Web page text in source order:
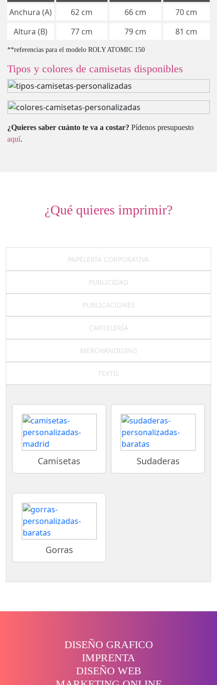
Anchura (A)
62 cm 66 cm
70 cm
Altura (B)
77 cm 79 cm 81 cm
**referencias para el modelo ROLY ATOMIC 150
Tipos y colores de camisetas disponibles
¿Quieres saber cuánto te va a costar? Pídenos presupuesto
aquí.
¿Qué quieres imprimir?
PAPELERÍA CORPORATIVA
PUBLICIDAD
PUBLICACIONES
CARTELERÍA
MERCHANDISING
TEXTIL
Camisetas Sudaderas
Gorras
DISEÑO GRAFICO
IMPRENTA
DISEÑO WEB